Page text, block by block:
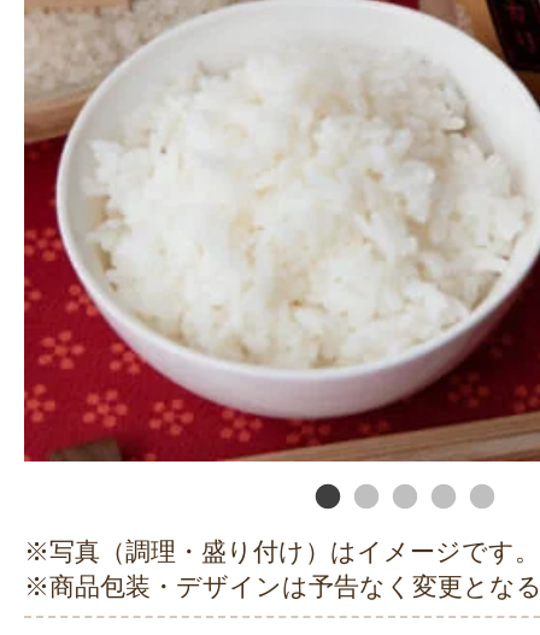
※写真（調理・盛り付け）はイメージです。
※商品包装・デザインは予告なく変更とな